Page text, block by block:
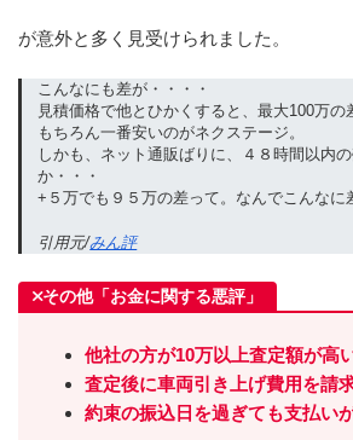
が意外と多く見受けられました。
こんなにも差が・・・・
見積価格で他とひかくすると、最大100万の
もちろん一番安いのがネクステージ。
しかも、ネット通販ばりに、４８時間以内
か・・・
+５万でも９５万の差って。なんでこんなに
引用元/みん評
その他「お金に関する悪評」
他社の方が10万以上査定額が高
査定後に車両引き上げ費用を請
約束の振込日を過ぎても支払い